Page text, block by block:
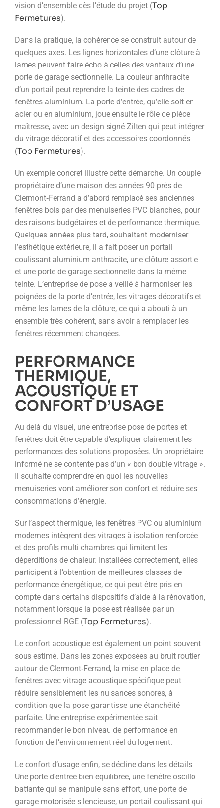
vision d’ensemble dès l’étude du projet (Top
Fermetures).
Dans la pratique, la cohérence se construit autour de
quelques axes. Les lignes horizontales d’une clôture à
lames peuvent faire écho à celles des vantaux d’une
porte de garage sectionnelle. La couleur anthracite
d’un portail peut reprendre la teinte des cadres de
fenêtres aluminium. La porte d’entrée, qu’elle soit en
acier ou en aluminium, joue ensuite le rôle de pièce
maîtresse, avec un design signé Zilten qui peut intégrer
du vitrage décoratif et des accessoires coordonnés
(Top Fermetures).
Un exemple concret illustre cette démarche. Un couple
propriétaire d’une maison des années 90 près de
Clermont‑Ferrand a d’abord remplacé ses anciennes
fenêtres bois par des menuiseries PVC blanches, pour
des raisons budgétaires et de performance thermique.
Quelques années plus tard, souhaitant moderniser
l’esthétique extérieure, il a fait poser un portail
coulissant aluminium anthracite, une clôture assortie
et une porte de garage sectionnelle dans la même
teinte. L’entreprise de pose a veillé à harmoniser les
poignées de la porte d’entrée, les vitrages décoratifs et
même les lames de la clôture, ce qui a abouti à un
ensemble très cohérent, sans avoir à remplacer les
fenêtres récemment changées.
PERFORMANCE
THERMIQUE,
ACOUSTIQUE ET
CONFORT D’USAGE
Au delà du visuel, une entreprise pose de portes et
fenêtres doit être capable d’expliquer clairement les
performances des solutions proposées. Un propriétaire
informé ne se contente pas d’un « bon double vitrage ».
Il souhaite comprendre en quoi les nouvelles
menuiseries vont améliorer son confort et réduire ses
consommations d’énergie.
Sur l’aspect thermique, les fenêtres PVC ou aluminium
modernes intègrent des vitrages à isolation renforcée
et des profils multi chambres qui limitent les
déperditions de chaleur. Installées correctement, elles
participent à l’obtention de meilleures classes de
performance énergétique, ce qui peut être pris en
compte dans certains dispositifs d’aide à la rénovation,
notamment lorsque la pose est réalisée par un
professionnel RGE (Top Fermetures).
Le confort acoustique est également un point souvent
sous estimé. Dans les zones exposées au bruit routier
autour de Clermont‑Ferrand, la mise en place de
fenêtres avec vitrage acoustique spécifique peut
réduire sensiblement les nuisances sonores, à
condition que la pose garantisse une étanchéité
parfaite. Une entreprise expérimentée sait
recommander le bon niveau de performance en
fonction de l’environnement réel du logement.
Le confort d’usage enfin, se décline dans les détails.
Une porte d’entrée bien équilibrée, une fenêtre oscillo
battante qui se manipule sans effort, une porte de
garage motorisée silencieuse, un portail coulissant qui